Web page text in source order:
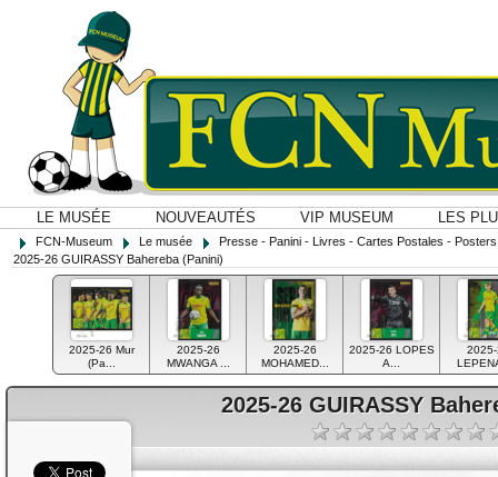
LE MUSÉE NOUVEAUTÉS VIP MUSEUM LES
FCN-Museum Le musée
Presse - Panini - Livres - Cartes Postales -
2025-26 GUIRASSY Bahereba (Panini)
2025-26 Mur
(Pa...
2025-26
MWANGA ...
2025-26
MOHAMED...
2025-26 LOPES
A...
2025-26 GUIRASSY